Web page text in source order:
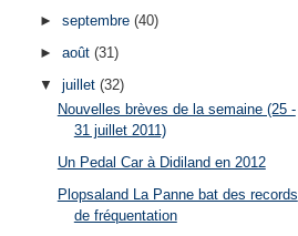
► septembre (40)
► août (31)
▼ juillet (32)
Nouvelles brèves de la semaine (25 -
31 juillet 2011)
Un Pedal Car à Didiland en 2012
Plopsaland La Panne bat des records
de fréquentation